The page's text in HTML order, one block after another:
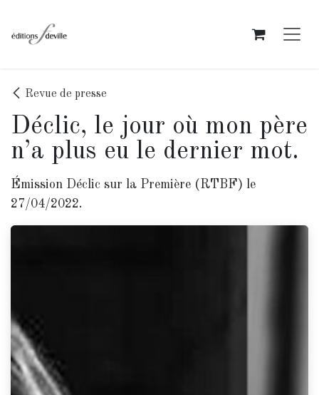
Revue de presse
Déclic, le jour où mon père
n’a plus eu le dernier mot.
Émission Déclic sur la Première (RTBF) le
27/04/2022.